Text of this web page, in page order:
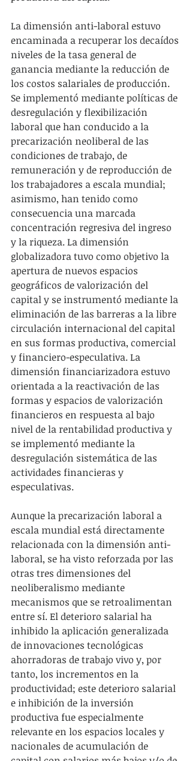
La dimensión anti-laboral estuvo
encaminada a recuperar los decaídos
niveles de la tasa general de
ganancia mediante la reducción de
los costos salariales de producción.
Se implementó mediante políticas de
desregulación y flexibilización
laboral que han conducido a la
precarización neoliberal de las
condiciones de trabajo, de
remuneración y de reproducción de
los trabajadores a escala mundial;
asimismo, han tenido como
consecuencia una marcada
concentración regresiva del ingreso
y la riqueza. La dimensión
globalizadora tuvo como objetivo la
apertura de nuevos espacios
geográficos de valorización del
capital y se instrumentó mediante la
eliminación de las barreras a la libre
circulación internacional del capital
en sus formas productiva, comercial
y financiero-especulativa. La
dimensión financiarizadora estuvo
orientada a la reactivación de las
formas y espacios de valorización
financieros en respuesta al bajo
nivel de la rentabilidad productiva y
se implementó mediante la
desregulación sistemática de las
actividades financieras y
especulativas.
Aunque la precarización laboral a
escala mundial está directamente
relacionada con la dimensión anti-
laboral, se ha visto reforzada por las
otras tres dimensiones del
neoliberalismo mediante
mecanismos que se retroalimentan
entre sí. El deterioro salarial ha
inhibido la aplicación generalizada
de innovaciones tecnológicas
ahorradoras de trabajo vivo y, por
tanto, los incrementos en la
productividad; este deterioro salarial
e inhibición de la inversión
productiva fue especialmente
relevante en los espacios locales y
nacionales de acumulación de